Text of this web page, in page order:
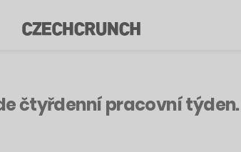
čtyřdenní pracovní